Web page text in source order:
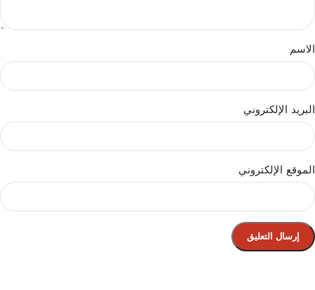
الاسم
البريد الإلكتروني
الموقع الإلكتروني